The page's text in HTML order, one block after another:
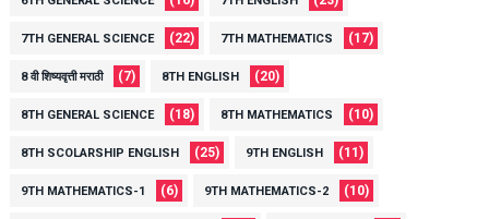
7TH GENERAL SCIENCE (22) 7TH MATHEMATICS (17)
8 वी शिष्यवृत्ती मराठी (7) 8TH ENGLISH (20)
8TH GENERAL SCIENCE (18) 8TH MATHEMATICS (10)
8TH SCOLARSHIP ENGLISH (25) 9TH ENGLISH (11)
9TH MATHEMATICS-1 (6) 9TH MATHEMATICS-2 (10)